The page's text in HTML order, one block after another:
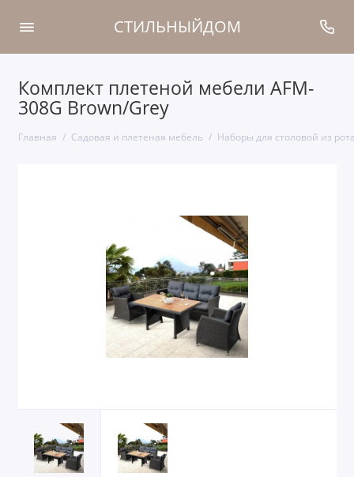
СТИЛЬНЫЙДОМ
Комплект плетеной мебели AFM-
308G Brown/Grey
Главная Садовая и плетеная мебель Наборы для столовой из